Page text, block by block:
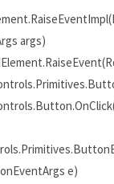
args)
e)